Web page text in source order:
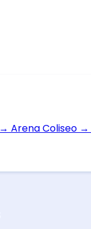
→ Arena Coliseo →